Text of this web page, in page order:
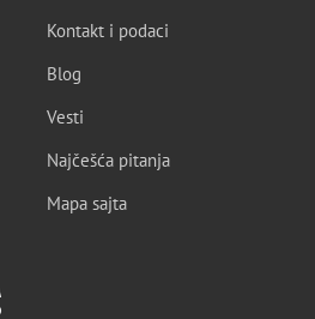
Kontakt i podaci
Blog
Vesti
Najčešća pitanja
Mapa sajta